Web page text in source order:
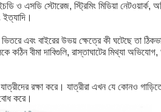
এসডি স্টোরেজ, স্ট্রিমিং মিডিয়া নেটওয়ার্ক,
এবং বাইরের উভয় ক্ষেত্রে কী ঘটেছে তা
কঠিন বীমা দাবিগুলি, রাস্তাঘাটের মিথ্যা
রক্ষা করে। যাত্রীরা এখন যে কোনও
করে।